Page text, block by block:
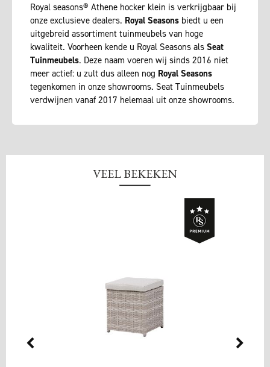
Royal seasons® Athene hocker klein is verkrijgbaar bij
onze exclusieve dealers. Royal Seasons biedt u een
uitgebreid assortiment tuinmeubels van hoge
kwaliteit. Voorheen kende u Royal Seasons als Seat
Tuinmeubels. Deze naam voeren wij sinds 2016 niet
meer actief: u zult dus alleen nog Royal Seasons
tegenkomen in onze showrooms. Seat Tuinmeubels
verdwijnen vanaf 2017 helemaal uit onze showrooms.
VEEL BEKEKEN